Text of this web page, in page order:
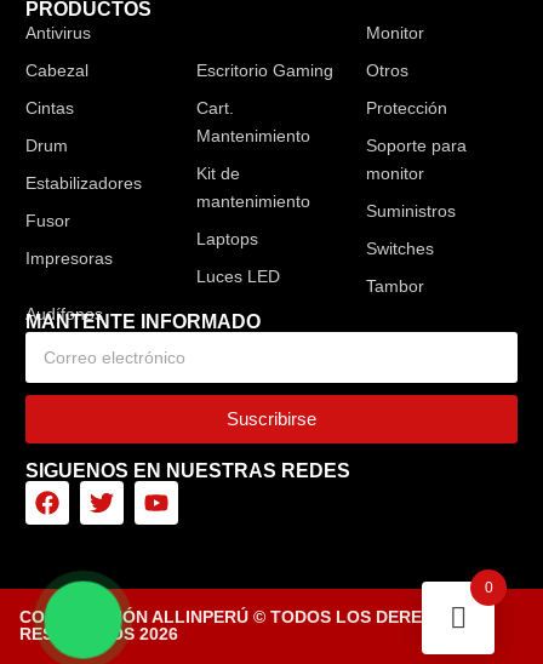
PRODUCTOS
Antivirus
Cabezal
Cintas
Drum
Estabilizadores
Fusor
Impresoras
Escritorio Gaming
Cart.
Mantenimiento
Kit de
mantenimiento
Laptops
Luces LED
Monitor
Otros
Protección
Soporte para
monitor
Suministros
Switches
Tambor
MANTENTE INFORMADO
Suscribirse
SIGUENOS EN NUESTRAS REDES
CORPORACIÓN ALLINPERÚ © TODOS LOS DERECHOS
RESERVADOS 2026
0